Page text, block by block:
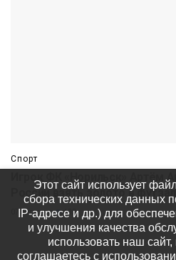
Спорт
Игрок ФК «Норильск» Артём
России взять золото в
07 августа 432
Этот сайт использует
сбора технических данных
IP-адресе и др.) для
и улучшения качества
использовать наш
соглашаетесь с